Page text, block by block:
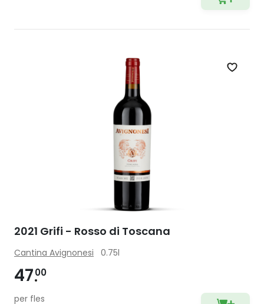
Zet
2021 Grifi - Rosso di Toscana
Cantina Avignonesi 0.75l
4700
per fles